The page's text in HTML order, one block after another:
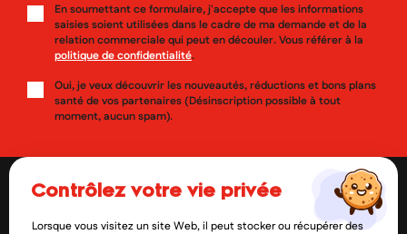
En soumettant ce formulaire, j'accepte que les informations
saisies soient utilisées dans le cadre de ma demande et de la
relation commerciale qui peut en découler. Vous référer à la
politique de confidentialité.
Oui, je veux découvrir les nouveautés, réductions et bons plans
santé de vos partenaires (Désinscription possible à tout
moment, aucun spam).
contrôlez votre vie privée
Lorsque vous visitez un site Web, il peut stocker ou récupérer des